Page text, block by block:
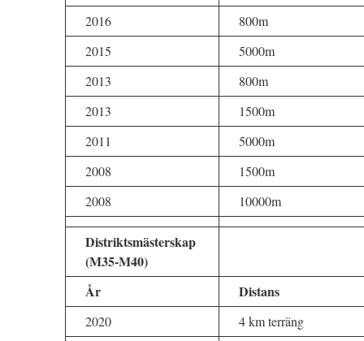
2016
800m
2015
5000m
2013
800m
2013
1500m
2011
5000m
2008
1500m
2008
10000m
Distriktsmästerskap
(M35-M40)
År
Distans
2020
4 km terräng